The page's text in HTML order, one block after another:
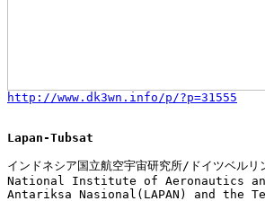
http://www.dk3wn.info/p/?p=31555
Lapan-Tubsat
インドネシア国立航空宇宙研究所/ドイツベルリ
National Institute of Aeronautics and
Antariksa Nasional(LAPAN) and the